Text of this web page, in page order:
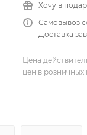
Хочу в
Самовывоз
Доставка
Цена
цен в розничных